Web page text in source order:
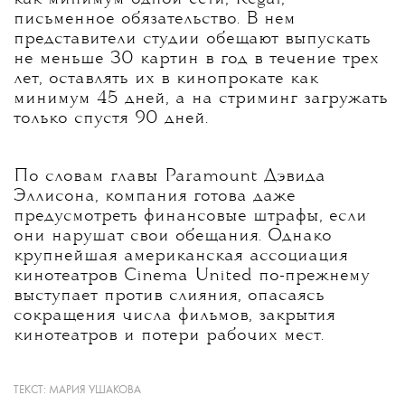
письменное обязательство. В нем
представители студии обещают выпускать
не меньше 30 картин в год в течение трех
лет, оставлять их в кинопрокате как
минимум 45 дней, а на стриминг загружать
только спустя 90 дней.
По словам главы Paramount Дэвида
Эллисона, компания готова даже
предусмотреть финансовые штрафы, если
они нарушат свои обещания. Однако
крупнейшая американская ассоциация
кинотеатров Cinema United по-прежнему
выступает против слияния, опасаясь
сокращения числа фильмов, закрытия
кинотеатров и потери рабочих мест.
При этом многие эксперты настаивают
ТЕКСТ: МАРИЯ УШАКОВА